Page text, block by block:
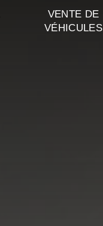
VENTE DE
VÉHICULES